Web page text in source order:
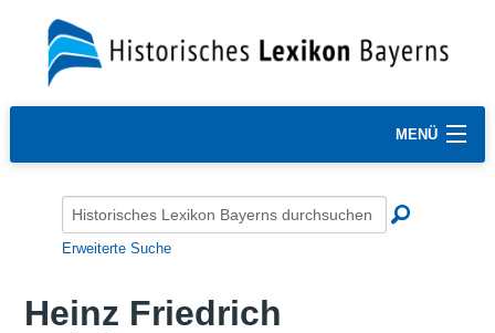
MENÜ
Erweiterte Suche
Heinz Friedrich